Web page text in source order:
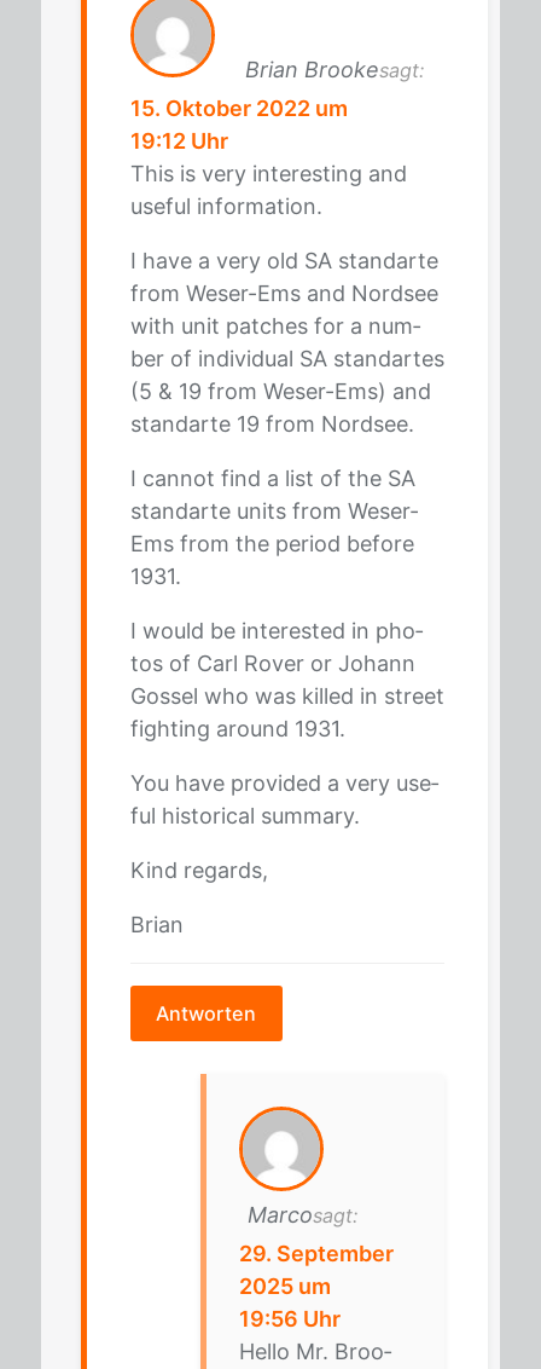
Brian Brookesagt:
15. Oktober 2022 um
19:12 Uhr
This is very in­te­res­ting and
use­ful in­for­ma­ti­on.
I have a very old SA stan­dar­te
from We­ser-Ems and Nord­see
with unit patches for a num­
ber of in­di­vi­du­al SA stan­dar­tes
(5 & 19 from We­ser-Ems) and
stan­dar­te 19 from Nord­see.
I can­not find a list of the SA
stan­dar­te units from We­ser-
Ems from the pe­ri­od be­fo­re
1931.
I would be in­te­rested in pho­
tos of Carl Ro­ver or Jo­hann
Gos­sel who was kil­led in street
fight­ing around 1931.
You have pro­vi­ded a very use­
ful his­to­ri­cal sum­ma­ry.
Kind re­gards,
Bri­an
Antworten
Marcosagt:
29. September
2025 um
19:56 Uhr
Hel­lo Mr. Broo­